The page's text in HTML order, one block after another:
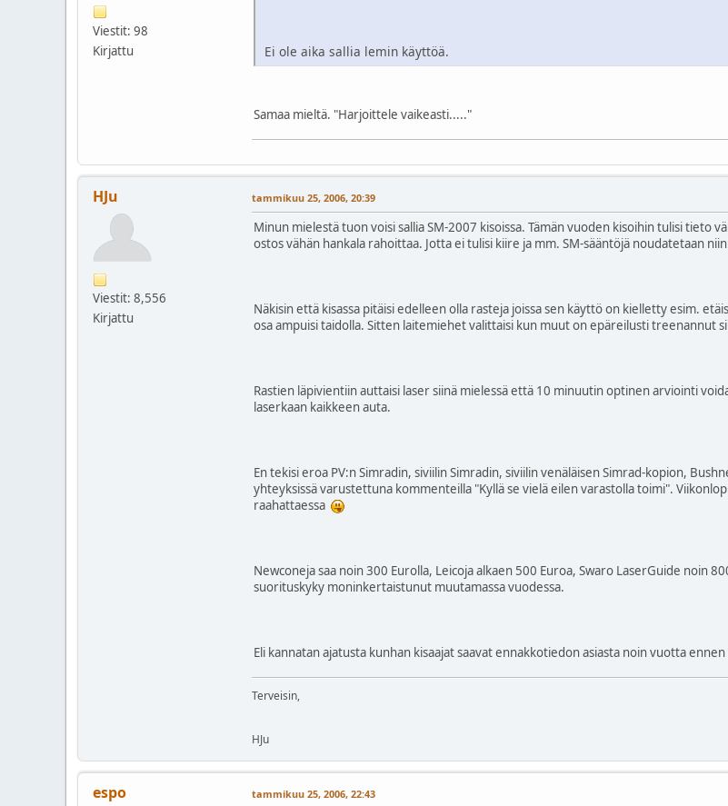
Viestit: 98
Kirjattu
Ei ole aika sallia lemin käyttöä.
Samaa mieltä. "Harjoittele vaikeasti....."
HJu
Viestit: 8,556
Kirjattu
tammikuu 25, 2006, 20:39
Minun mielestä tuon voisi sallia SM-2007 kisoissa. Tämän vuoden kisoihin tulisi tieto
ostos vähän hankala rahoittaa. Jotta ei tulisi kiire ja mm. SM-sääntöjä noudatetaan
Näkisin että kisassa pitäisi edelleen olla rasteja joissa sen käyttö on kielletty esim.
osa ampuisi taidolla. Sitten laitemiehet valittaisi kun muut on epäreilusti treenannut
Rastien läpivientiin auttaisi laser siinä mielessä että 10 minuutin optinen arviointi
laserkaan kaikkeen auta.
En tekisi eroa PV:n Simradin, siviilin Simradin, siviilin venäläisen Simrad-kopion,
yhteyksissä varustettuna kommenteilla "Kyllä se vielä eilen varastolla toimi".
raahattaessa
Newconeja saa noin 300 Eurolla, Leicoja alkaen 500 Euroa, Swaro LaserGuide noin
suorituskyky moninkertaistunut muutamassa vuodessa.
Eli kannatan ajatusta kunhan kisaajat saavat ennakkotiedon asiasta noin vuotta ennen
Terveisin,
HJu
espo tammikuu 25, 2006, 22:43